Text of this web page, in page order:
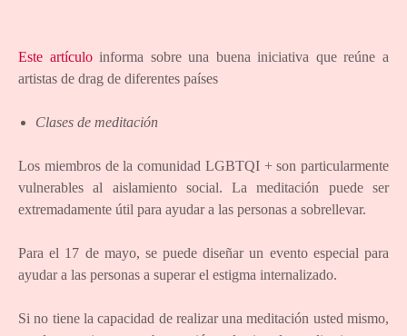
Este artículoinforma sobre una buena iniciativa que reúne a
artistas de drag de diferentes países
Clases de meditación
Los miembros de la comunidad LGBTQI + son particularmente
vulnerables al aislamiento social. La meditación puede ser
extremadamente útil para ayudar a las personas a sobrellevar.
Para el 17 de mayo, se puede diseñar un evento especial para
ayudar a las personas a superar el estigma internalizado.
Si no tiene la capacidad de realizar una meditación usted mismo,